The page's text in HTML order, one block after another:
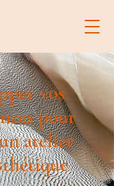
vos
pour
atelier